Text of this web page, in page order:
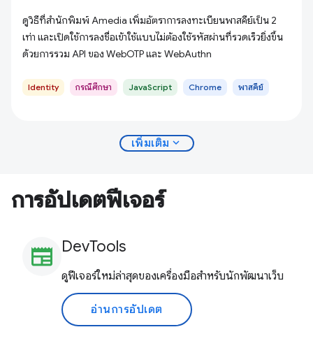
ดูวิธีที่สำนักพิมพ์ Amedia เพิ่มอัตราการลงทะเบียนพาสคีย์เป็น 2
เท่า และเปิดใช้การลงชื่อเข้าใช้แบบไม่ต้องใช้รหัสผ่านที่รวดเร็วยิ่งขึ้น
ด้วยการรวม API ของ WebOTP และ WebAuthn
Identity กรณีศึกษา JavaScript Chrome พาสคีย์
เพิ่มเติม expand_more
การอัปเดตฟีเจอร์
newspaper DevTools
ดูฟีเจอร์ใหม่ล่าสุดของเครื่องมือสำหรับนักพัฒนาเว็บ
อ่านการอัปเดต